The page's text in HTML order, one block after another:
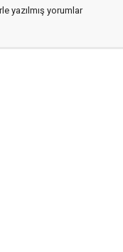
yazılmış yorumlar